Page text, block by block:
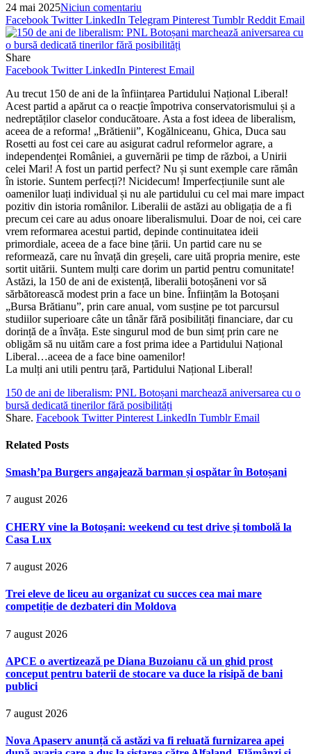
24 mai 2025Niciun comentariu
Facebook Twitter LinkedIn Telegram Pinterest Tumblr Reddit Email
Share
Facebook Twitter LinkedIn Pinterest Email
Au trecut 150 de ani de la înființarea Partidului Național Liberal!
Acest partid a apărut ca o reacție împotriva conservatorismului și a
nedreptăților claselor conducătoare. Asta a fost ideea de liberalism,
aceea de a reforma! „Brătienii”, Kogălniceanu, Ghica, Duca sau
Rosetti au fost cei care au asigurat cadrul reformelor agrare, a
independenței României, a guvernării pe timp de război, a Unirii
celei Mari! A fost un partid perfect? Nu și sunt exemple care rămân
în istorie. Suntem perfecți?! Nicidecum! Imperfecțiunile sunt ale
oamenilor luați individual și nu ale partidului cu cel mai mare impact
pozitiv din istoria românilor. Liberalii de astăzi au obligația de a fi
precum cei care au adus onoare liberalismului. Doar de noi, cei care
vrem reformarea acestui partid, depinde continuitatea ideii
primordiale, aceea de a face bine țării. Un partid care nu se
reformează, care nu învață din greșeli, care uită propria menire, este
sortit uitării. Suntem mulți care dorim un partid pentru comunitate!
Astăzi, la 150 de ani de existență, liberalii botoșăneni vor să
sărbătorească modest prin a face un bine. Înființăm la Botoșani
„Bursa Brătianu”, prin care anual, vom susține pe tot parcursul
studiilor superioare câte un tânăr fără posibilități financiare, dar cu
dorință de a învăța. Este singurul mod de bun simț prin care ne
obligăm să nu uităm care a fost prima idee a Partidului Național
Liberal…aceea de a face bine oamenilor!
La mulți ani utili pentru țară, Partidului Național Liberal!
150 de ani de liberalism: PNL Botoșani marchează aniversarea cu o
bursă dedicată tinerilor fără posibilități
Share. Facebook Twitter Pinterest LinkedIn Tumblr Email
Related Posts
Smash’pa Burgers angajează barman și ospătar în Botoșani
7 august 2026
CHERY vine la Botoșani: weekend cu test drive și tombolă la
Casa Lux
7 august 2026
Trei eleve de liceu au organizat cu succes cea mai mare
competiție de dezbateri din Moldova
7 august 2026
APCE o avertizează pe Diana Buzoianu că un ghid prost
conceput pentru baterii de stocare va duce la risipă de bani
publici
7 august 2026
Nova Apaserv anunță că astăzi va fi reluată furnizarea apei